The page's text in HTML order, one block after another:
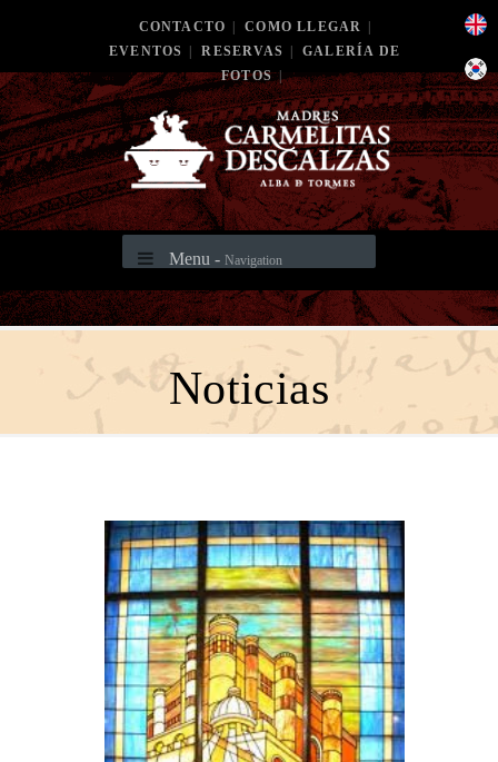
CONTACTO COMO LLEGAR
EVENTOS
RESERVAS
GALERÍA DE
FOTOS
Menu - Navigation
Noticias